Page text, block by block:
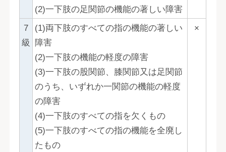
(2)一下肢の足関節の機能の著しい障害
7
級
(1)両下肢のすべての指の機能の著しい
障害
(2)一下肢の機能の軽度の障害
(3)一下肢の股関節、膝関節又は足関節
のうち、いずれか一関節の機能の軽度
の障害
(4)一下肢のすべての指を欠くもの
(5)一下肢のすべての指の機能を全廃し
たもの
×